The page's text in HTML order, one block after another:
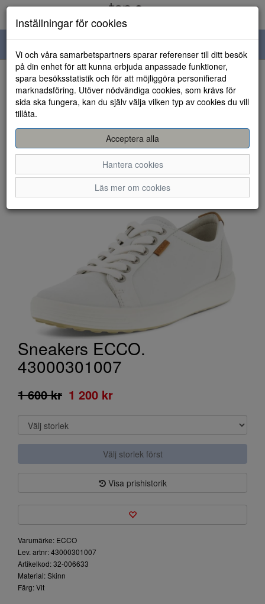
navigation
HEM
Sneakers ECCO.
43000301007
1 600 kr 1 200 kr
Välj storlek först
Visa prishistorik
Varumärke: ECCO
Lev. artnr: 43000301007
Artikelkod: 32-006633
Material: Skinn
Färg: Vit
Inställningar för cookies
Vi och våra samarbetspartners sparar referenser till ditt besök
på din enhet för att kunna erbjuda anpassade funktioner,
spara besöksstatistik och för att möjliggöra personifierad
marknadsföring. Utöver nödvändiga cookies, som krävs för
sida ska fungera, kan du själv välja vilken typ av cookies du vill
tillåta.
Acceptera alla
Hantera cookies
Läs mer om cookies